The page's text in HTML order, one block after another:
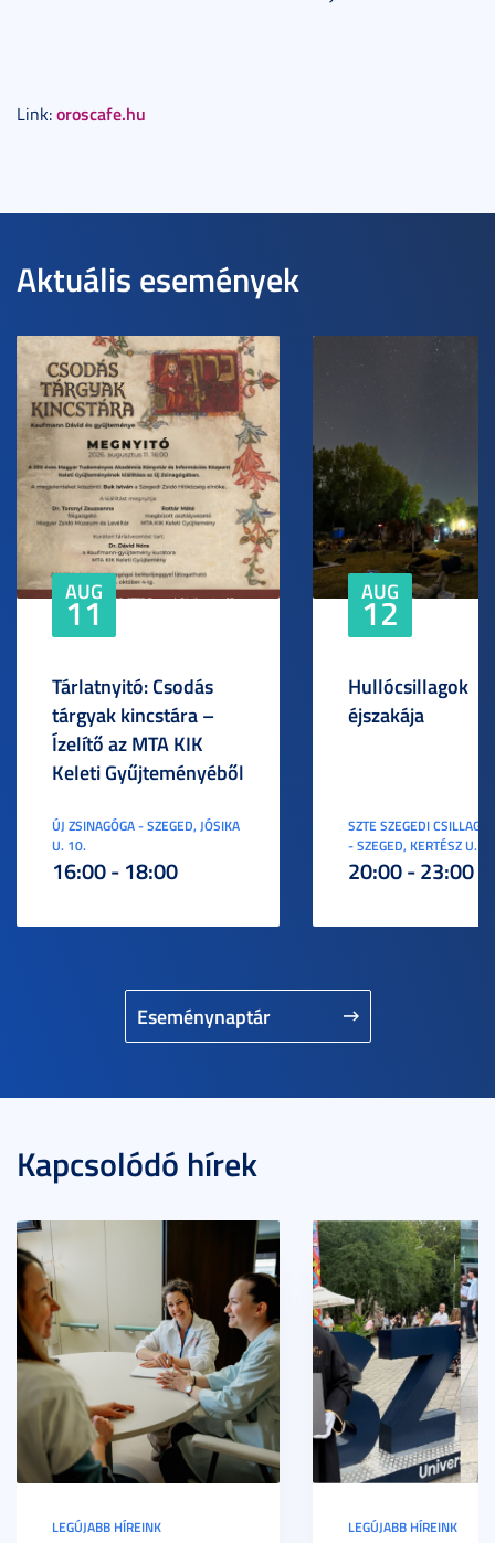
Link:oroscafe.hu
Aktuális események
Eseménynaptár
AUG
11
Tárlatnyitó: Csodás
tárgyak kincstára –
Ízelítő az MTA KIK
Keleti Gyűjteményéből
ÚJ ZSINAGÓGA - SZEGED, JÓSIKA
U. 10.
16:00 - 18:00
AUG
12
Hullócsillagok
éjszakája
SZTE SZEGEDI
- SZEGED, KERTÉSZ U. 3.
20:00 - 23:00
Kapcsolódó hírek
LEGÚJABB HÍREINK LEGÚJABB HÍREINK